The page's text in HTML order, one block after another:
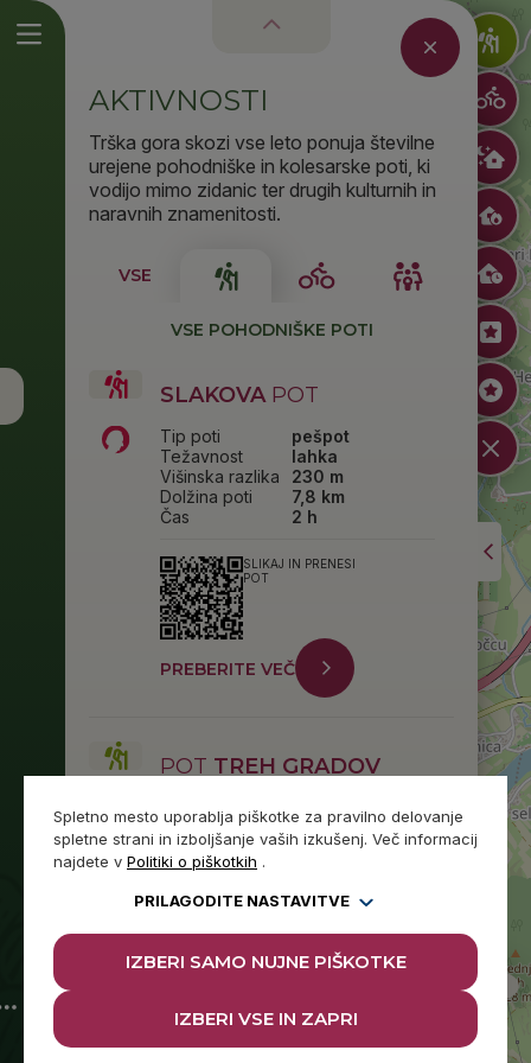
AKTIVNOSTI
Trška gora skozi vse leto ponuja številne
urejene pohodniške in kolesarske poti, ki
vodijo mimo zidanic ter drugih kulturnih in
naravnih znamenitosti.
VSE
VSE POHODNIŠKE POTI
SLAKOVAPOT
Tip poti
pešpot
Težavnost
lahka
Višinska razlika
230 m
Dolžina poti
7,8 km
Čas
2 h
SLIKAJ IN PRENESI
POT
PREBERITE VEČ
POT TREH GRADOV
Tip poti
Težavnost
lahka
Višinska razlika
500 m
Dolžina poti
SLIKAJ IN PRENESI
Spletno mesto uporablja piškotke za pravilno delovanje
spletne strani in izboljšanje vaših izkušenj. Več informacij
najdete v Politiki o piškotkih .
PRILAGODITE NASTAVITVE
IZBERI SAMO NUJNE PIŠKOTKE
IZBERI VSE IN ZAPRI